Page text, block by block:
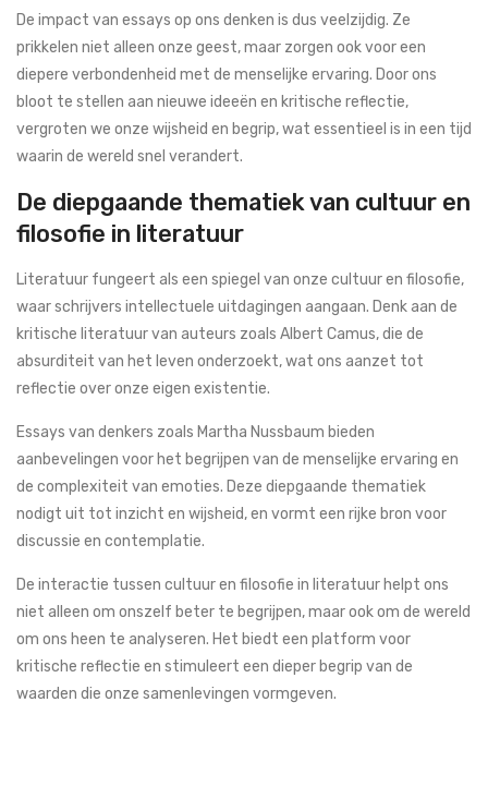
De impact van essays op ons denken is dus veelzijdig. Ze
prikkelen niet alleen onze geest, maar zorgen ook voor een
diepere verbondenheid met de menselijke ervaring. Door ons
bloot te stellen aan nieuwe ideeën en kritische reflectie,
vergroten we onze wijsheid en begrip, wat essentieel is in een tijd
waarin de wereld snel verandert.
De diepgaande thematiek van cultuur en
filosofie in literatuur
Literatuur fungeert als een spiegel van onze cultuur en filosofie,
waar schrijvers intellectuele uitdagingen aangaan. Denk aan de
kritische literatuur van auteurs zoals Albert Camus, die de
absurditeit van het leven onderzoekt, wat ons aanzet tot
reflectie over onze eigen existentie.
Essays van denkers zoals Martha Nussbaum bieden
aanbevelingen voor het begrijpen van de menselijke ervaring en
de complexiteit van emoties. Deze diepgaande thematiek
nodigt uit tot inzicht en wijsheid, en vormt een rijke bron voor
discussie en contemplatie.
De interactie tussen cultuur en filosofie in literatuur helpt ons
niet alleen om onszelf beter te begrijpen, maar ook om de wereld
om ons heen te analyseren. Het biedt een platform voor
kritische reflectie en stimuleert een dieper begrip van de
waarden die onze samenlevingen vormgeven.